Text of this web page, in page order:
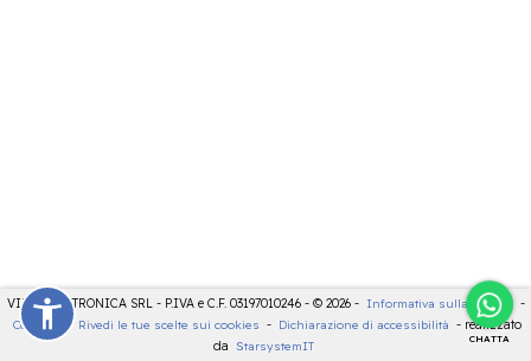
CHATTA
VIDEOELETTRONICA SRL - P.IVA e C.F. 03197010246 - © 2026 - Informativa sulla privacy -
Cookies
- Rivedi le tue scelte sui cookies - Dichiarazione di accessibilità - realizzato
da
StarsystemIT